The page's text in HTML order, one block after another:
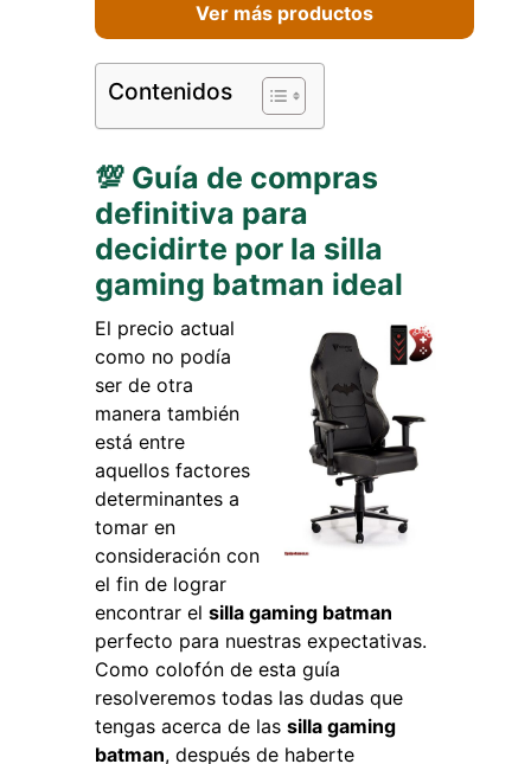
Ver más productos
Contenidos
💯 Guía de compras
definitiva para
decidirte por la silla
gaming batman ideal
El precio actual
como no podía
ser de otra
manera también
está entre
aquellos factores
determinantes a
tomar en
consideración con
el fin de lograr
encontrar el silla gaming batman
perfecto para nuestras expectativas.
Como colofón de esta guía
resolveremos todas las dudas que
tengas acerca de las silla gaming
batman, después de haberte